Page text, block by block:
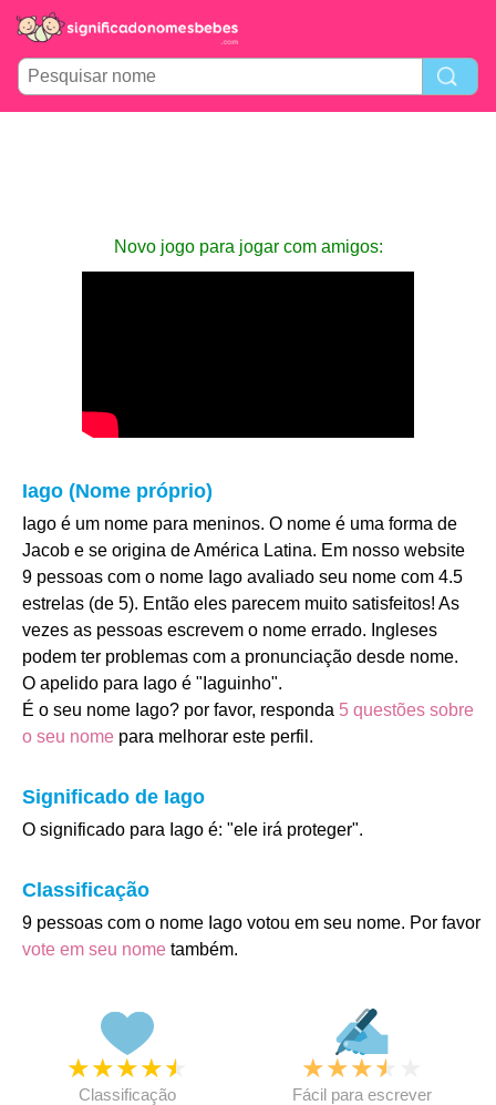
Novo jogo para jogar com amigos:
Iago (Nome próprio)
Iago é um nome para meninos. O nome é uma forma de
Jacob e se origina de América Latina. Em nosso website
9 pessoas com o nome Iago avaliado seu nome com 4.5
estrelas (de 5). Então eles parecem muito satisfeitos! As
vezes as pessoas escrevem o nome errado. Ingleses
podem ter problemas com a pronunciação desde nome.
O apelido para Iago é "Iaguinho".
É o seu nome Iago? por favor, responda 5 questões sobre
o seu nome para melhorar este perfil.
Significado de Iago
O significado para Iago é: "ele irá proteger".
Classificação
9 pessoas com o nome Iago votou em seu nome. Por favor
vote em seu nome também.
★★★★★
Classificação
★★★★
Fácil para escrever